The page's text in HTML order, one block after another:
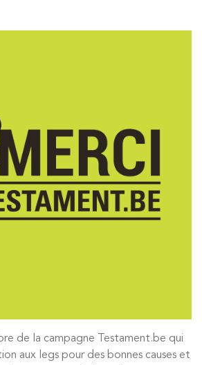
de la campagne Testament.be qui
aux legs pour des bonnes causes et